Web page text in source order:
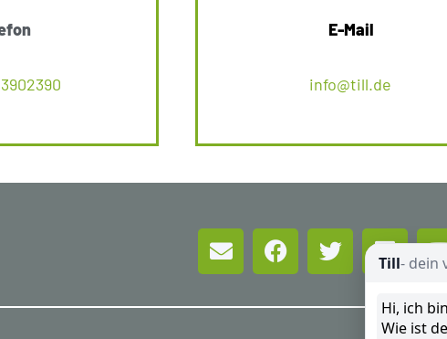
E-Mail
info@till.de